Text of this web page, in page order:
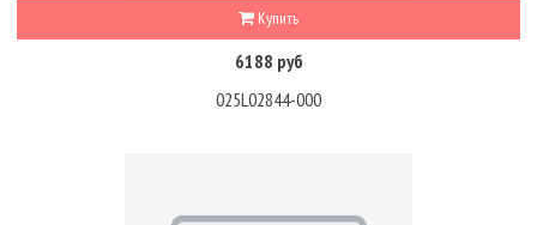
Купить
6188 руб
025L02844-000